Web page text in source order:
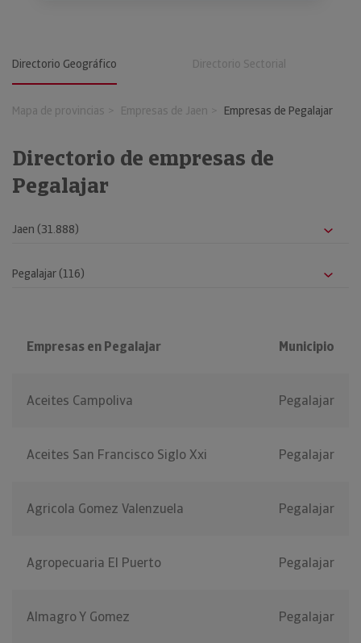
Directorio Geográfico Directorio Sectorial
Mapa de provincias Empresas de Jaen Empresas de Pegalajar
Directorio de empresas de
Pegalajar
Empresas en Pegalajar Municipio
Aceites Campoliva Pegalajar
Aceites San Francisco Siglo Xxi Pegalajar
Agricola Gomez Valenzuela Pegalajar
Agropecuaria El Puerto Pegalajar
Almagro Y Gomez Pegalajar